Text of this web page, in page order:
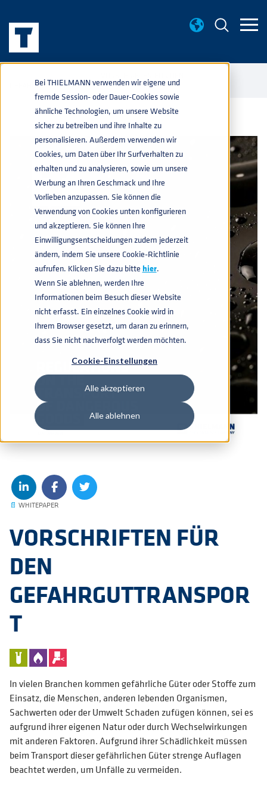
Bei THIELMANN verwenden wir eigene und
fremde Session- oder Dauer-Cookies sowie
ähnliche Technologien, um unsere Website
sicher zu betreiben und ihre Inhalte zu
personalisieren. Außerdem verwenden wir
Cookies, um Daten über Ihr Surfverhalten zu
erhalten und zu analysieren, sowie um unsere
Werbung an Ihren Geschmack und Ihre
Vorlieben anzupassen. Sie können die
Verwendung von Cookies unten konfigurieren
und akzeptieren. Sie können Ihre
Einwilligungsentscheidungen zudem jederzeit
ändern, indem Sie unsere Cookie-Richtlinie
aufrufen. Klicken Sie dazu bitte hier.
Wenn Sie ablehnen, werden Ihre
Informationen beim Besuch dieser Website
nicht erfasst. Ein einzelnes Cookie wird in
Ihrem Browser gesetzt, um daran zu erinnern,
dass Sie nicht nachverfolgt werden möchten.
Cookie-Einstellungen
Alle akzeptieren
Alle ablehnen
GEFAHRGUTTRANSPORT
📄 WHITEPAPER
VORSCHRIFTEN FÜR
DEN
GEFAHRGUTTRANSPOR
T
In vielen Branchen kommen gefährliche Güter oder Stoffe zum
Einsatz, die Menschen, anderen lebenden Organismen,
Sachwerten oder der Umwelt Schaden zufügen können, sei es
aufgrund ihrer eigenen Natur oder durch Wechselwirkungen
mit anderen Faktoren. Aufgrund ihrer Schädlichkeit müssen
beim Transport dieser gefährlichen Güter strenge Auflagen
beachtet werden, um Unfälle zu vermeiden.